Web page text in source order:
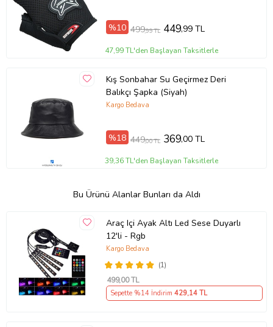
%10 499,99 TL 449,99 TL
47,99 TL'den Başlayan Taksitlerle
Kış Sonbahar Su Geçirmez Deri
Balıkçı Şapka (Siyah)
Kargo Bedava
%18 449,00 TL 369,00 TL
39,36 TL'den Başlayan Taksitlerle
Bu Ürünü Alanlar Bunları da Aldı
Araç Içi Ayak Altı Led Sese Duyarlı
12'li - Rgb
(1)
Kargo Bedava
499,00 TL
Sepette %14 İndirim 429,14 TL